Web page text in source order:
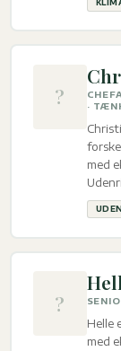
?
·
med
?
Helle
med